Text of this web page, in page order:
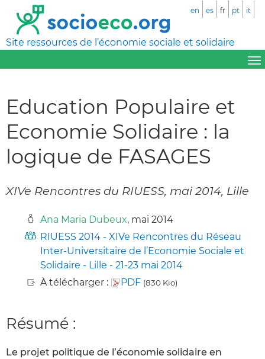
Site ressources de l’économie sociale et solidaire
en es fr pt it
Education Populaire et
Economie Solidaire : la
logique de FASAGES
XIVe Rencontres du RIUESS, mai 2014, Lille
Ana Maria Dubeux, mai 2014
RIUESS 2014 - XIVe Rencontres du Réseau
Inter-Universitaire de l’Economie Sociale et
Solidaire - Lille - 21-23 mai 2014
À télécharger :
PDF (830 Kio)
Résumé :
Le projet politique de l’économie solidaire en